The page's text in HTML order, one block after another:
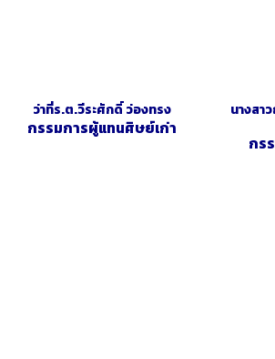
ว่าที่ร.ต.วีระศักดิ์ ว่องทรง
กรรมการผู้แทนศิษย์เก่า
นางสา
กร